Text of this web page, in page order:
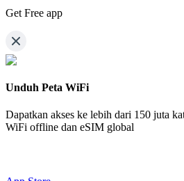
Get Free app
Unduh Peta WiFi
Dapatkan akses ke lebih dari 150 juta
WiFi offline dan eSIM global